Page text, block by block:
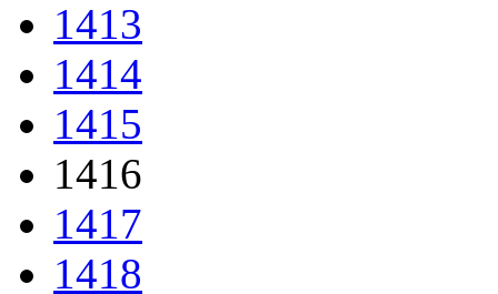
1413
1414
1415
1416
1417
1418